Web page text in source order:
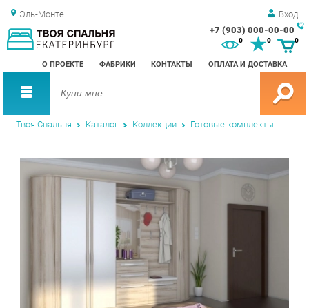
Эль-Монте Вход
+7 (903) 000-00-00
О ПРОЕКТЕ ФАБРИКИ КОНТАКТЫ ОПЛАТА И ДОСТАВКА
0 0
Твоя Спальня Каталог Коллекции Готовые комплекты